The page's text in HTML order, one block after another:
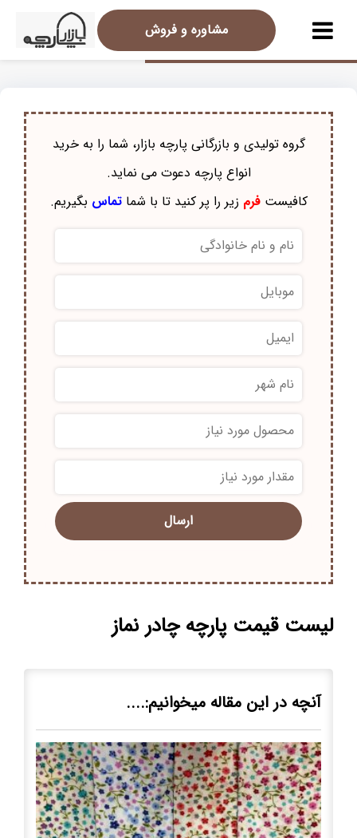
مشاوره و فروش
گروه تولیدی و بازرگانی پارچه بازار، شما را به خرید
انواع پارچه دعوت می نماید.
کافیستفرم زیر را پر کنید تا با شماتماس بگیریم.
*
*
لیست قیمت پارچه چادر نماز
آنچه در این مقاله میخوانیم:....